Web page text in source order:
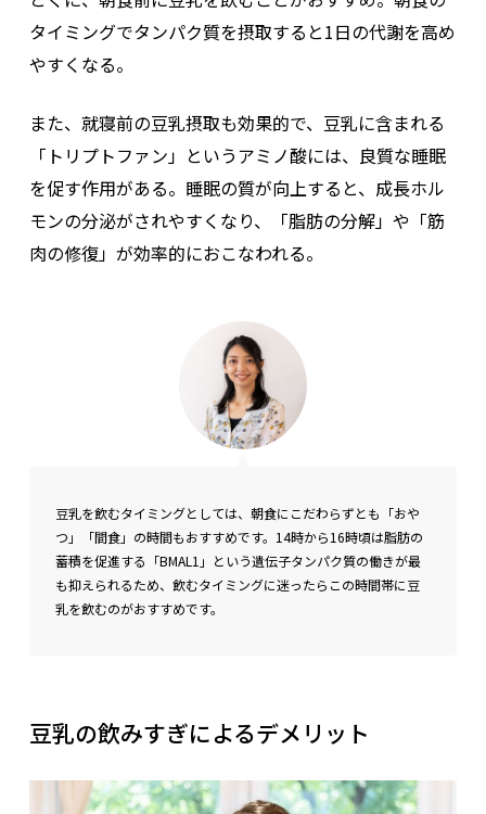
タイミングでタンパク質を摂取すると1日の代謝を高め
やすくなる。
また、就寝前の豆乳摂取も効果的で、豆乳に含まれる
「トリプトファン」というアミノ酸には、良質な睡眠
を促す作用がある。睡眠の質が向上すると、成長ホル
モンの分泌がされやすくなり、「脂肪の分解」や「筋
肉の修復」が効率的におこなわれる。
豆乳を飲むタイミングとしては、朝食にこだわらずとも「おや
つ」「間食」の時間もおすすめです。14時から16時頃は脂肪の
蓄積を促進する「BMAL1」という遺伝子タンパク質の働きが最
も抑えられるため、飲むタイミングに迷ったらこの時間帯に豆
乳を飲むのがおすすめです。
豆乳の飲みすぎによるデメリット